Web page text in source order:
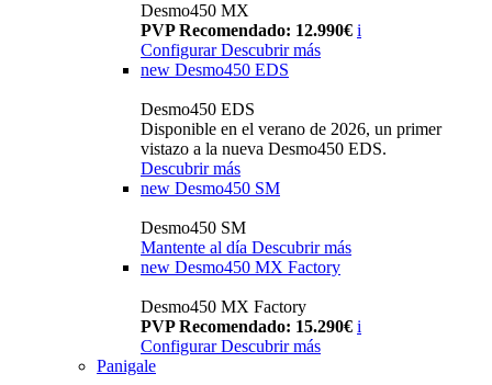
Desmo450 MX
PVP Recomendado: 12.990€ i
Configurar Descubrir más
new Desmo450 EDS
Desmo450 EDS
Disponible en el verano de 2026, un primer
vistazo a la nueva Desmo450 EDS.
Descubrir más
new Desmo450 SM
Desmo450 SM
Mantente al día Descubrir más
new Desmo450 MX Factory
Desmo450 MX Factory
PVP Recomendado: 15.290€ i
Configurar Descubrir más
Panigale